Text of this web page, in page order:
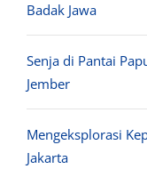
Badak Jawa
Senja di Pantai
Jember
Mengeksplorasi
Jakarta